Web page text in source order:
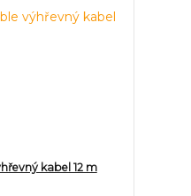
kabel 12 m